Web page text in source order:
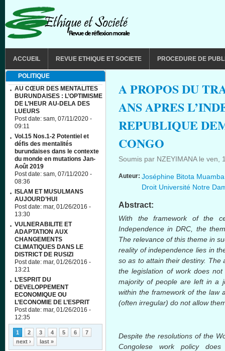
ACCUEIL REVUE ETHIQUE ET SOCIETE PROCEDURE DE
A PROPOS DU
ANS APRES
REPUBLIQUE
CONGO
Soumis par NZEYIMANAle ven,
Auteur: Joséphine Bitota
Droit Université Notre
Abstract:
With the framework of the
Independence in DRC, the
The relevance of this theme in
reality of independence lies in
so as to attain their destiny. The
the legislation of work does
majority of people are left in a
within the framework of the law
(often irregular) do not allow
Despite the resolutions of the
Congolese work policy
POLITIQUE
AU CŒUR DES MENTALITES
BURUNDAISES : L’OPTIMISME
DE L’HEUR AU-DELA DES
LUEURS
Post date: sam, 07/11/2020 -
09:11
Vol.15 Nos.1-2 Potentiel et
défis des mentalités
burundaises dans le contexte
du monde en mutations Jan-
Août 2019
Post date: sam, 07/11/2020 -
08:36
ISLAM ET MUSULMANS
AUJOURD’HUI
Post date: mar, 01/26/2016 -
13:30
VULNERABILITE ET
ADAPTATION AUX
CHANGEMENTS
CLIMATIQUES DANS LE
DISTRICT DE RUSIZI
Post date: mar, 01/26/2016 -
13:21
L’ESPRIT DU
DEVELOPPEMENT
ECONOMIQUE OU
L’ECONOMIE DE L’ESPRIT
Post date: mar, 01/26/2016 -
12:35
Pages
1 2 3 4 5 6
7
next ›
last »